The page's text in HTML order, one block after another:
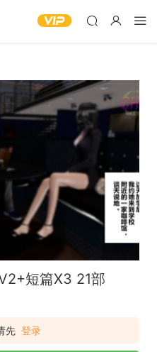
短篇X3 21部
先 登录